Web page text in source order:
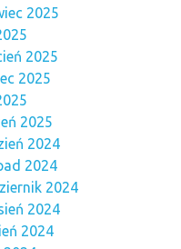
2025
2025
2025
2025
2024
2024
2024
2024
2024